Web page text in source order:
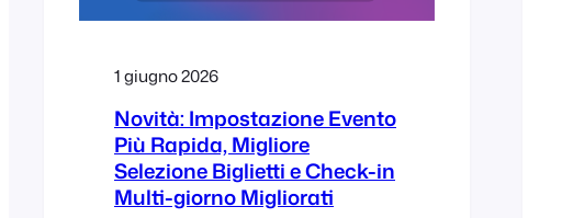
1 giugno 2026
Novità: Impostazione Evento
Più Rapida, Migliore
Selezione Biglietti e Check-in
Multi-giorno Migliorati